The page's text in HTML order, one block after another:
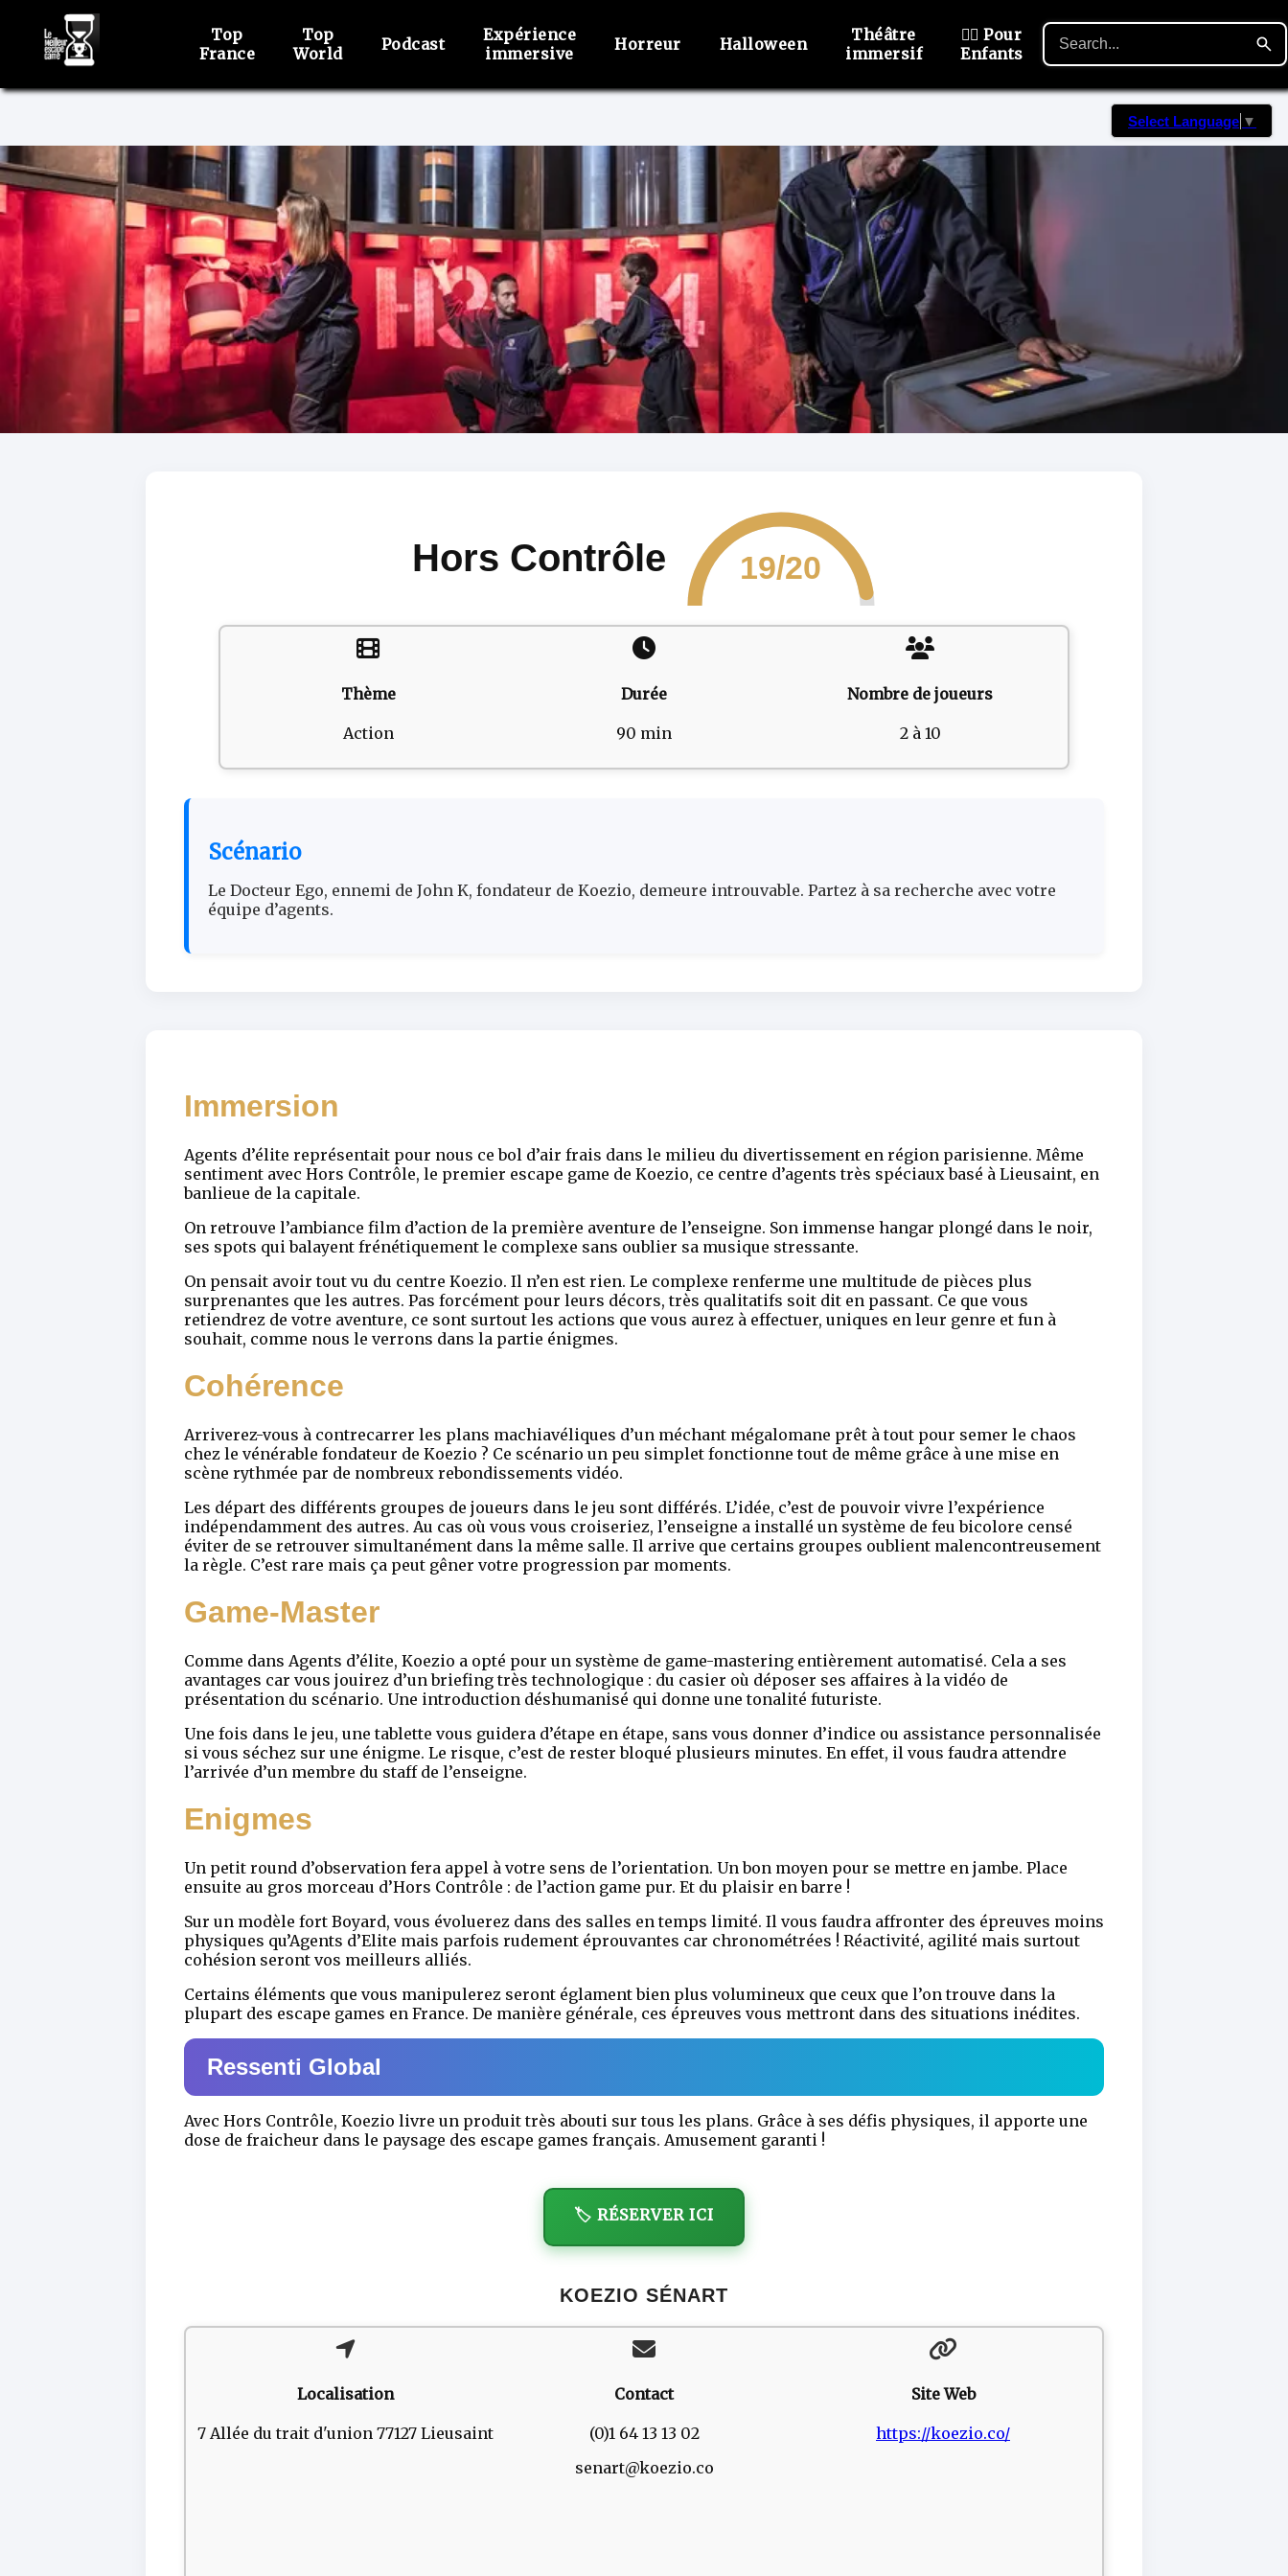
Top
France
Top
World
Podcast
Expérience
immersive
Horreur Halloween
Théâtre
immersif
🙋‍♂️ Pour
Enfants
Select Language ▼
Hors Contrôle 19/20
Thème
Action
Durée
90 min
Nombre de joueurs
2 à 10
Scénario
Le Docteur Ego, ennemi de John K, fondateur de Koezio, demeure introuvable. Partez à sa recherche avec votre
équipe d’agents.
Immersion
Agents d’élite représentait pour nous ce bol d’air frais dans le milieu du divertissement en région parisienne. Même
sentiment avec Hors Contrôle, le premier escape game de Koezio, ce centre d’agents très spéciaux basé à Lieusaint, en
banlieue de la capitale.
On retrouve l’ambiance film d’action de la première aventure de l’enseigne. Son immense hangar plongé dans le noir,
ses spots qui balayent frénétiquement le complexe sans oublier sa musique stressante.
On pensait avoir tout vu du centre Koezio. Il n’en est rien. Le complexe renferme une multitude de pièces plus
surprenantes que les autres. Pas forcément pour leurs décors, très qualitatifs soit dit en passant. Ce que vous
retiendrez de votre aventure, ce sont surtout les actions que vous aurez à effectuer, uniques en leur genre et fun à
souhait, comme nous le verrons dans la partie énigmes.
Cohérence
Arriverez-vous à contrecarrer les plans machiavéliques d’un méchant mégalomane prêt à tout pour semer le chaos
chez le vénérable fondateur de Koezio ? Ce scénario un peu simplet fonctionne tout de même grâce à une mise en
scène rythmée par de nombreux rebondissements vidéo.
Les départ des différents groupes de joueurs dans le jeu sont différés. L’idée, c’est de pouvoir vivre l’expérience
indépendamment des autres. Au cas où vous vous croiseriez, l’enseigne a installé un système de feu bicolore censé
éviter de se retrouver simultanément dans la même salle. Il arrive que certains groupes oublient malencontreusement
la règle. C’est rare mais ça peut gêner votre progression par moments.
Game-Master
Comme dans Agents d’élite, Koezio a opté pour un système de game-mastering entièrement automatisé. Cela a ses
avantages car vous jouirez d’un briefing très technologique : du casier où déposer ses affaires à la vidéo de
présentation du scénario. Une introduction déshumanisé qui donne une tonalité futuriste.
Une fois dans le jeu, une tablette vous guidera d’étape en étape, sans vous donner d’indice ou assistance personnalisée
si vous séchez sur une énigme. Le risque, c’est de rester bloqué plusieurs minutes. En effet, il vous faudra attendre
l’arrivée d’un membre du staff de l’enseigne.
Enigmes
Un petit round d’observation fera appel à votre sens de l’orientation. Un bon moyen pour se mettre en jambe. Place
ensuite au gros morceau d’Hors Contrôle : de l’action game pur. Et du plaisir en barre !
Sur un modèle fort Boyard, vous évoluerez dans des salles en temps limité. Il vous faudra affronter des épreuves moins
physiques qu’Agents d’Elite mais parfois rudement éprouvantes car chronométrées ! Réactivité, agilité mais surtout
cohésion seront vos meilleurs alliés.
Certains éléments que vous manipulerez seront églament bien plus volumineux que ceux que l’on trouve dans la
plupart des escape games en France. De manière générale, ces épreuves vous mettront dans des situations inédites.
Ressenti Global
Avec Hors Contrôle, Koezio livre un produit très abouti sur tous les plans. Grâce à ses défis physiques, il apporte une
dose de fraicheur dans le paysage des escape games français. Amusement garanti !
🏷️ RÉSERVER ICI
KOEZIO SÉNART
Localisation
7 Allée du trait d'union 77127 Lieusaint
Contact
(0)1 64 13 13 02
senart@koezio.co
Site Web
https://koezio.co/